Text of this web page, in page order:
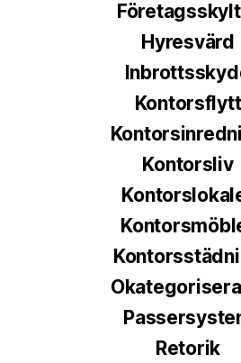
Hyresvärd
Kontorsflytt
Kontorsliv
Retorik